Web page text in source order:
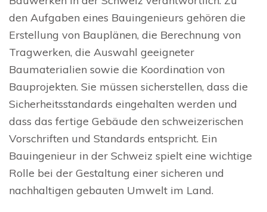
den Aufgaben eines Bauingenieurs gehören die
Erstellung von Bauplänen, die Berechnung von
Tragwerken, die Auswahl geeigneter
Baumaterialien sowie die Koordination von
Bauprojekten. Sie müssen sicherstellen, dass die
Sicherheitsstandards eingehalten werden und
dass das fertige Gebäude den schweizerischen
Vorschriften und Standards entspricht. Ein
Bauingenieur in der Schweiz spielt eine wichtige
Rolle bei der Gestaltung einer sicheren und
nachhaltigen gebauten Umwelt im Land.